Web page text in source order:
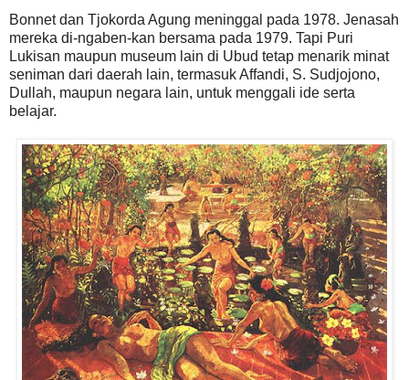
Bonnet dan Tjokorda Agung meninggal pada 1978. Jenasah
mereka di-ngaben-kan bersama pada 1979. Tapi Puri
Lukisan maupun museum lain di Ubud tetap menarik minat
seniman dari daerah lain, termasuk Affandi, S. Sudjojono,
Dullah, maupun negara lain, untuk menggali ide serta
belajar.